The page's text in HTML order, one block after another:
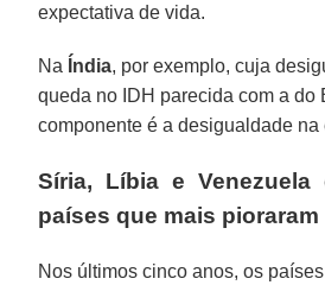
expectativa de vida.
Na Índia, por exemplo, cuja
queda no IDH parecida com a do
componente é a desigualdade na
Síria, Líbia e
países que mais pioraram
Nos últimos cinco anos, os